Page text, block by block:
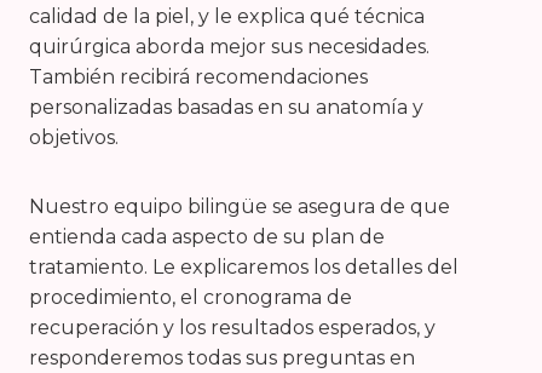
calidad de la piel, y le explica qué técnica
quirúrgica aborda mejor sus necesidades.
También recibirá recomendaciones
personalizadas basadas en su anatomía y
objetivos.
Nuestro equipo bilingüe se asegura de que
entienda cada aspecto de su plan de
tratamiento. Le explicaremos los detalles del
procedimiento, el cronograma de
recuperación y los resultados esperados, y
responderemos todas sus preguntas en